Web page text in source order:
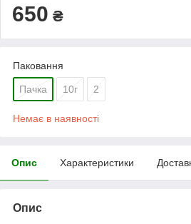
650 ₴
Паковання
Пачка 10г 2
Немає в наявності
Опис Характеристики
Опис